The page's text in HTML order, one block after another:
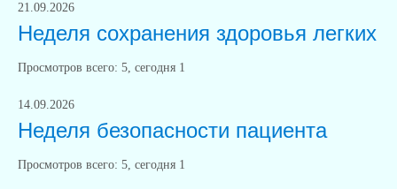
21.09.2026
Неделя сохранения здоровья легких
Просмотров всего: 5, сегодня 1
14.09.2026
Неделя безопасности пациента
Просмотров всего: 5, сегодня 1